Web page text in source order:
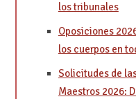
los tribunales
Oposiciones
los cuerpos en
Solicitudes de
Maestros 2026: